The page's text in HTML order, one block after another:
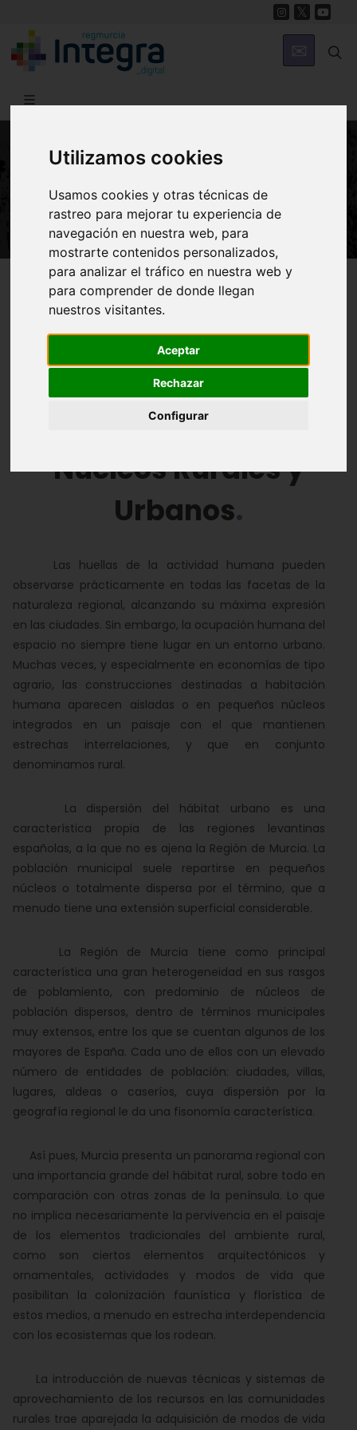
Utilizamos cookies
Usamos cookies y otras técnicas de
rastreo para mejorar tu experiencia de
navegación en nuestra web, para
mostrarte contenidos personalizados,
para analizar el tráfico en nuestra web y
para comprender de donde llegan
nuestros visitantes.
Aceptar
Rechazar
Configurar
Núcleos Rurales y Urbanos
Región de Murcia Digital Naturaleza
Ecosistemas
Terrestres
Introducción Vegetación Fauna
Núcleos Rurales y
Urbanos
Las huellas de la actividad humana pueden
observarse prácticamente en todas las facetas de la
naturaleza regional, alcanzando su máxima expresión
en las ciudades. Sin embargo, la ocupación humana del
espacio no siempre tiene lugar en un entorno urbano.
Muchas veces, y especialmente en economías de tipo
agrario, las construcciones destinadas a habitación
humana aparecen aisladas o en pequeños núcleos
integrados en un paisaje con el que mantienen
estrechas interrelaciones, y que en conjunto
denominamos rural.
La dispersión del hábitat urbano es una
característica propia de las regiones levantinas
españolas, a la que no es ajena la Región de Murcia. La
población municipal suele repartirse en pequeños
núcleos o totalmente dispersa por el término, que a
menudo tiene una extensión superficial considerable.
La Región de Murcia tiene como principal
característica una gran heterogeneidad en sus rasgos
de poblamiento, con predominio de núcleos de
población dispersos, dentro de términos municipales
muy extensos, entre los que se cuentan algunos de los
mayores de España. Cada uno de ellos con un elevado
número de entidades de población: ciudades, villas,
lugares, aldeas o caseríos, cuya dispersión por la
geografía regional le da una fisonomía característica.
Así pues, Murcia presenta un panorama regional con
una importancia grande del hábitat rural, sobre todo en
comparación con otras zonas de la península. Lo que
no implica necesariamente la pervivencia en el paisaje
de los elementos tradicionales del ambiente rural,
como son ciertos elementos arquitectónicos y
ornamentales, actividades y modos de vida que
posibilitan la colonización faunística y florística de
estos medios, a menudo en estrecha interdependencia
con los ecosistemas que los rodean.
La introducción de nuevas técnicas y sistemas de
aprovechamiento de los recursos en las comunidades
rurales trae aparejada la adquisición de modos de vida